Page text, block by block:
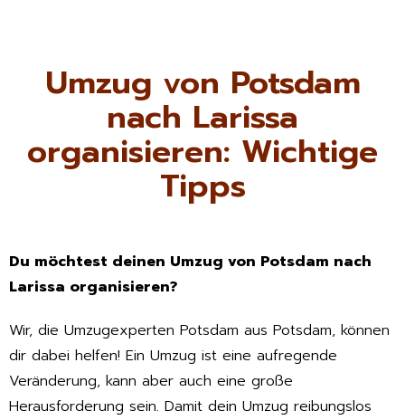
Umzug von Potsdam
nach Larissa
organisieren: Wichtige
Tipps
Du möchtest deinen Umzug von Potsdam nach
Larissa organisieren?
Wir, die Umzugexperten Potsdam aus Potsdam, können
dir dabei helfen! Ein Umzug ist eine aufregende
Veränderung, kann aber auch eine große
Herausforderung sein. Damit dein Umzug reibungslos